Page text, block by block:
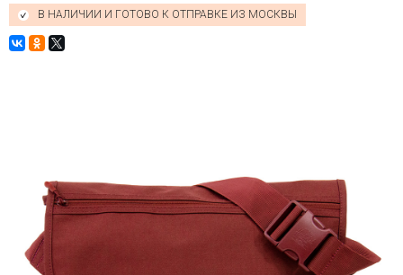
В НАЛИЧИИ И ГОТОВО К ОТПРАВКЕ ИЗ МОСКВЫ